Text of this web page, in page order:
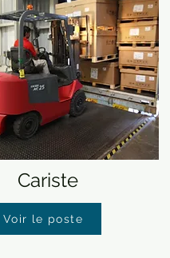
Cariste
Voir le poste